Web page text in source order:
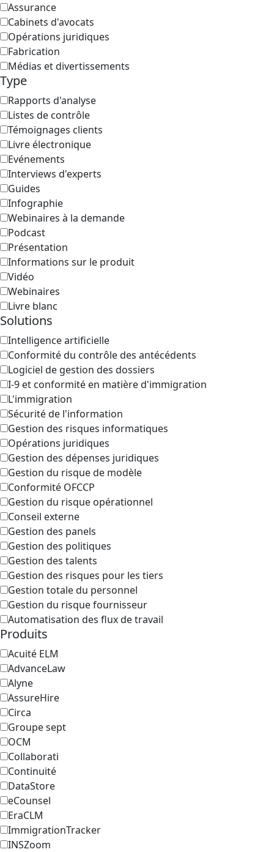
Assurance
Cabinets d'avocats
Opérations juridiques
Fabrication
Médias et divertissements
Type
Rapports d'analyse
Listes de contrôle
Témoignages clients
Livre électronique
Evénements
Interviews d'experts
Guides
Infographie
Webinaires à la demande
Podcast
Présentation
Informations sur le produit
Vidéo
Webinaires
Livre blanc
Solutions
Intelligence artificielle
Conformité du contrôle des antécédents
Logiciel de gestion des dossiers
I-9 et conformité en matière d'immigration
L'immigration
Sécurité de l'information
Gestion des risques informatiques
Opérations juridiques
Gestion des dépenses juridiques
Gestion du risque de modèle
Conformité OFCCP
Gestion du risque opérationnel
Conseil externe
Gestion des panels
Gestion des politiques
Gestion des talents
Gestion des risques pour les tiers
Gestion totale du personnel
Gestion du risque fournisseur
Automatisation des flux de travail
Produits
Acuité ELM
AdvanceLaw
Alyne
AssureHire
Circa
Groupe sept
OCM
Collaborati
Continuité
DataStore
eCounsel
EraCLM
ImmigrationTracker
INSZoom